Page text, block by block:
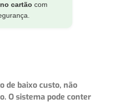
cartão com
de baixo custo, não
O sistema pode conter